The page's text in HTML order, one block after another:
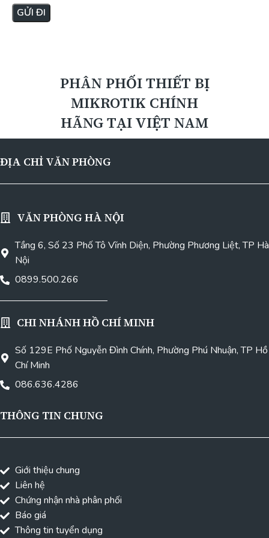
PHÂN PHỐI THIẾT BỊ
MIKROTIK CHÍNH
HÃNG TẠI VIỆT NAM
ĐỊA CHỈ VĂN PHÒNG
VĂN PHÒNG HÀ NỘI
Tầng 6, Số 23 Phố Tô Vĩnh Diện, Phường Phương Liệt, TP Hà
Nội
0899.500.266
CHI NHÁNH HỒ CHÍ MINH
Số 129E Phố Nguyễn Đình Chính, Phường Phú Nhuận, TP Hồ
Chí Minh
086.636.4286
THÔNG TIN CHUNG
Giới thiệu chung
Liên hệ
Chứng nhận nhà phân phối
Báo giá
Thông tin tuyển dụng